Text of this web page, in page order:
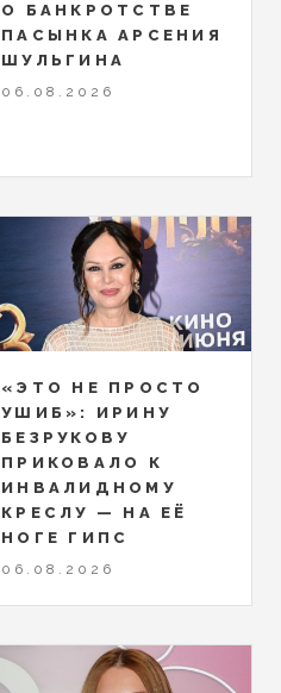
О БАНКРОТСТВЕ
ПАСЫНКА АРСЕНИЯ
ШУЛЬГИНА
06.08.2026
«ЭТО НЕ ПРОСТО
УШИБ»: ИРИНУ
БЕЗРУКОВУ
ПРИКОВАЛО К
ИНВАЛИДНОМУ
КРЕСЛУ — НА ЕЁ
НОГЕ ГИПС
06.08.2026